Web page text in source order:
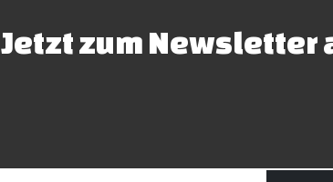
Jetzt zum Newsletter